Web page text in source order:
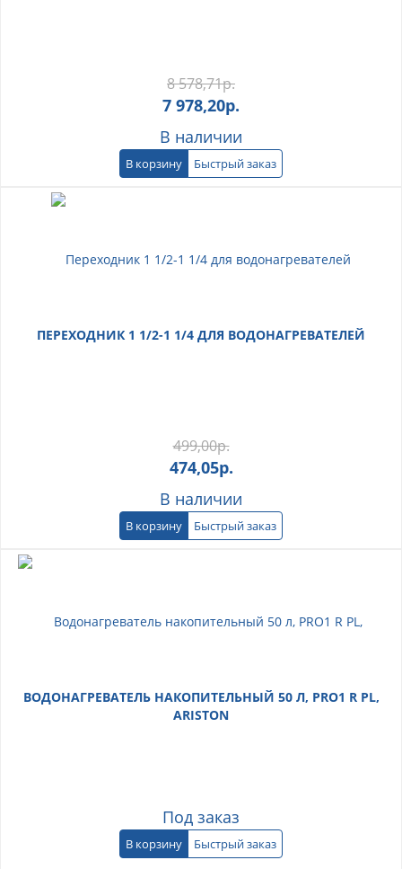
8 578,71р.
7 978,20р.
В наличии
В корзину Быстрый заказ
ПЕРЕХОДНИК 1 1/2-1 1/4 ДЛЯ ВОДОНАГРЕВАТЕЛЕЙ
499,00р.
474,05р.
В наличии
В корзину Быстрый заказ
ВОДОНАГРЕВАТЕЛЬ НАКОПИТЕЛЬНЫЙ 50 Л, PRO1 R PL,
ARISTON
Под заказ
В корзину Быстрый заказ